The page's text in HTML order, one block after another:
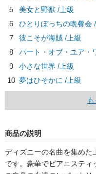
5
美女と野獣 /上級
6
ひとりぼっちの晩餐会
7
彼こそが海賊 /上級
8
パート・オブ・ユア・
9
小さな世界 /上級
10 夢はひそかに /上級
商品の説明
ディズニーの名曲を集め
です。豪華でピアニスティ